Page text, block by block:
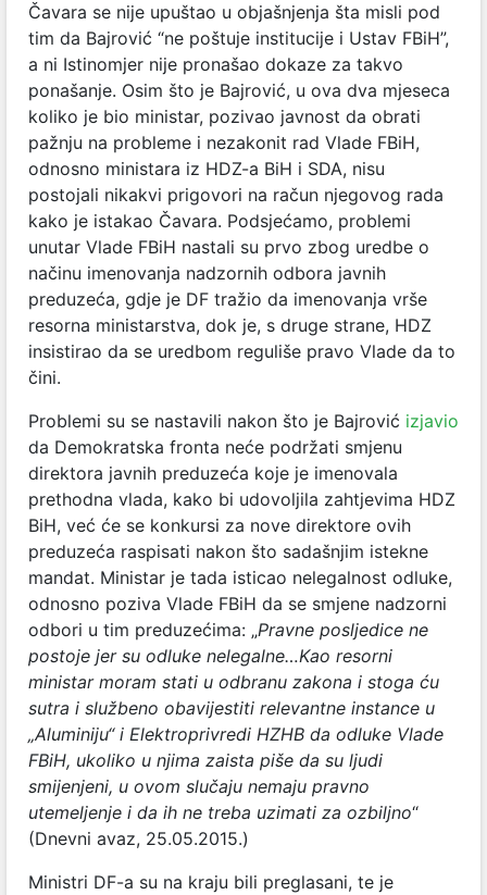
Čavara se nije upuštao u objašnjenja šta misli pod
tim da Bajrović “ne poštuje institucije i Ustav FBiH”,
a ni Istinomjer nije pronašao dokaze za takvo
ponašanje. Osim što je Bajrović, u ova dva mjeseca
koliko je bio ministar, pozivao javnost da obrati
pažnju na probleme i nezakonit rad Vlade FBiH,
odnosno ministara iz HDZ-a BiH i SDA, nisu
postojali nikakvi prigovori na račun njegovog rada
kako je istakao Čavara. Podsjećamo, problemi
unutar Vlade FBiH nastali su prvo zbog uredbe o
načinu imenovanja nadzornih odbora javnih
preduzeća, gdje je DF tražio da imenovanja vrše
resorna ministarstva, dok je, s druge strane, HDZ
insistirao da se uredbom reguliše pravo Vlade da to
čini.
Problemi su se nastavili nakon što je Bajrović izjavio
da Demokratska fronta neće podržati smjenu
direktora javnih preduzeća koje je imenovala
prethodna vlada, kako bi udovoljila zahtjevima HDZ
BiH, već će se konkursi za nove direktore ovih
preduzeća raspisati nakon što sadašnjim istekne
mandat. Ministar je tada isticao nelegalnost odluke,
odnosno poziva Vlade FBiH da se smjene nadzorni
odbori u tim preduzećima: „Pravne posljedice ne
postoje jer su odluke nelegalne…Kao resorni
ministar moram stati u odbranu zakona i stoga ću
sutra i službeno obavijestiti relevantne instance u
„Aluminiju“ i Elektroprivredi HZHB da odluke Vlade
FBiH, ukoliko u njima zaista piše da su ljudi
smijenjeni, u ovom slučaju nemaju pravno
utemeljenje i da ih ne treba uzimati za ozbiljno“
(Dnevni avaz, 25.05.2015.)
Ministri DF-a su na kraju bili preglasani, te je